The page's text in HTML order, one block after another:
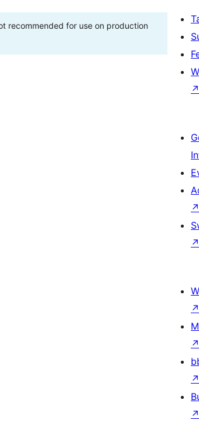
recommended for use on production
↗
↗
↗
↗
↗
↗
↗